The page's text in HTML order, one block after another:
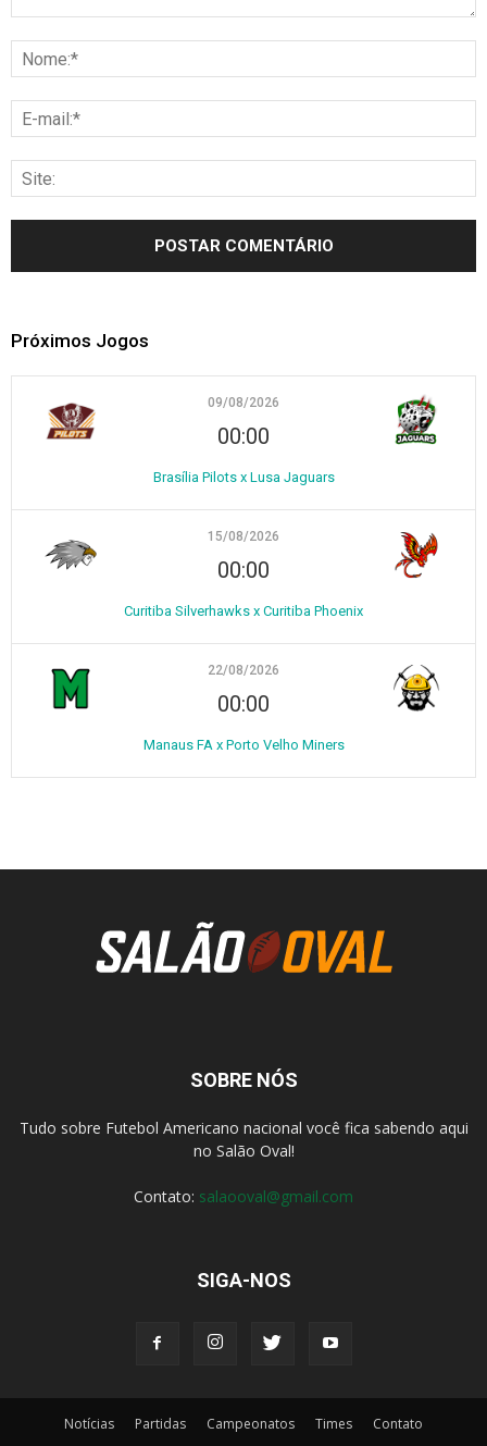
Próximos Jogos
09/08/2026
00:00
Brasília Pilots x Lusa Jaguars
15/08/2026
00:00
Curitiba Silverhawks x Curitiba Phoenix
22/08/2026
00:00
Manaus FA x Porto Velho Miners
SOBRE NÓS
Tudo sobre Futebol Americano nacional você fica sabendo aqui
no Salão Oval!
Contato: salaooval@gmail.com
SIGA-NOS
Notícias Partidas Campeonatos Times Contato